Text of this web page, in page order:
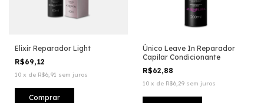
Elixir Reparador Light
R$69,12
10 x de R$6,91 sem juros
Único Leave In Reparador
Capilar Condicionante
R$62,88
10 x de R$6,29 sem juros